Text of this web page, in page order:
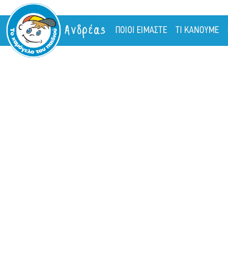
Ανδρέας ΠΟΙΟΙ ΕΙΜΑΣΤΕ ΤΙ ΚΑΝΟΥΜΕ